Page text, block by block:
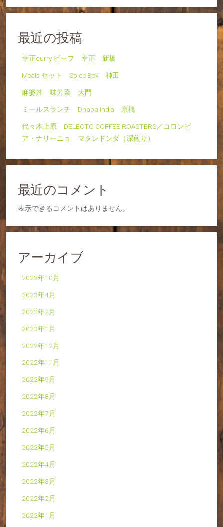
最近の投稿
幸正curry ビーフ 幸正 新橋
Meals セット Spice Box 神田
麻婆丼 味芳斎 大門
ミールスランチ Dhaba India 京橋
代々木上原 DELECTO COFFEE ROASTERS／コロンビ
ア・ナリーニョ マタレドンダ（深煎り）
最近のコメント
表示できるコメントはありません。
アーカイブ
2023年10月
2023年4月
2023年2月
2023年1月
2022年12月
2022年11月
2022年9月
2022年8月
2022年7月
2022年6月
2022年5月
2022年4月
2022年3月
2022年2月
2022年1月